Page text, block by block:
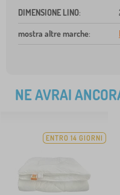
DIMENSIONE LINO:
mostra altre marche:
NE AVRAI
ENTRO 14 GIORNI